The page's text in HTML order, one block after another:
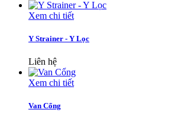
Xem chi tiết
Y Strainer - Y Lọc
Liên hệ
Xem chi tiết
Van Cổng